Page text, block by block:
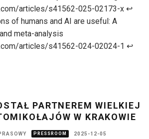
articles/s41562-025-02173-x ↩︎
of humans and AI are useful: A
meta-analysis
articles/s41562-024-02024-1 ↩︎
PARTNEREM WIELKIEJ
W KRAKOWIE
PRESSROOM 2025-12-05